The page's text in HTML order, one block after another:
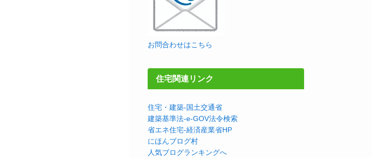
お問合わせはこちら
住宅関連リンク
住宅・建築-国土交通省
建築基準法-e-GOV法令検索
省エネ住宅-経済産業省HP
にほんブログ村
人気ブログランキングへ